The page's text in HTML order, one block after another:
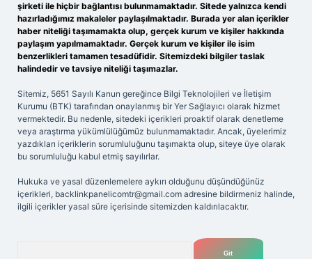
şirketi ile hiçbir bağlantısı bulunmamaktadır. Sitede yalnızca kendi
hazırladığımız makaleler paylaşılmaktadır. Burada yer alan içerikler
haber niteliği taşımamakta olup, gerçek kurum ve kişiler hakkında
paylaşım yapılmamaktadır. Gerçek kurum ve kişiler ile isim
benzerlikleri tamamen tesadüfidir. Sitemizdeki bilgiler taslak
halindedir ve tavsiye niteliği taşımazlar.
Sitemiz, 5651 Sayılı Kanun gereğince Bilgi Teknolojileri ve İletişim
Kurumu (BTK) tarafından onaylanmış bir Yer Sağlayıcı olarak hizmet
vermektedir. Bu nedenle, sitedeki içerikleri proaktif olarak denetleme
veya araştırma yükümlülüğümüz bulunmamaktadır. Ancak, üyelerimiz
yazdıkları içeriklerin sorumluluğunu taşımakta olup, siteye üye olarak
bu sorumluluğu kabul etmiş sayılırlar.
Hukuka ve yasal düzenlemelere aykırı olduğunu düşündüğünüz
içerikleri, backlinkpanelicomtr@gmail.com adresine bildirmeniz halinde,
ilgili içerikler yasal süre içerisinde sitemizden kaldırılacaktır.